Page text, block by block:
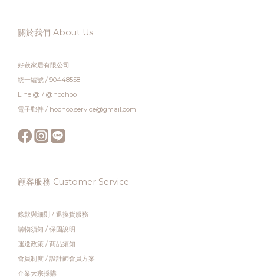
關於我們 About Us
好萩家居有限公司
統一編號 / 90448558
Line @ / @hochoo
電子郵件 / hochoo.service@gmail.com
顧客服務 Customer Service
條款與細則 / 退換貨服務
購物須知 / 保固說明
運送政策 / 商品須知
會員制度 / 設計師會員方案
企業大宗採購